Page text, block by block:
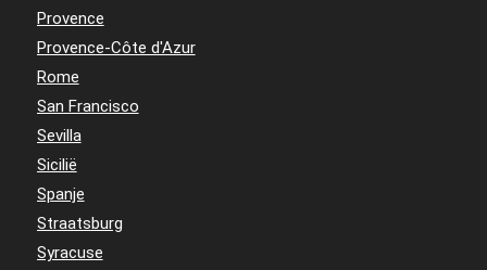
Provence
Provence-Côte d'Azur
Rome
San Francisco
Sevilla
Sicilië
Spanje
Straatsburg
Syracuse